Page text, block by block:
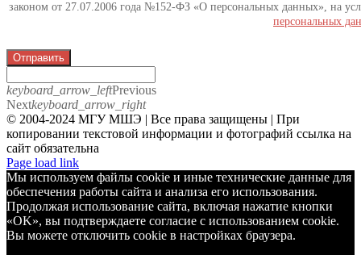
законом от 27.07.2006 года №152-ФЗ «О персональных данных», на
персональных
Отправить
keyboard_arrow_leftPrevious
Nextkeyboard_arrow_right
© 2004-2024 МГУ МШЭ | Все права защищены | При
копировании текстовой информации и фотографий ссылка на
сайт обязательна
Telegram
Page load link
Мы используем файлы cookie и иные технические данные для
обеспечения работы сайта и анализа его использования.
Продолжая использование сайта, включая нажатие кнопки
«OK», вы подтверждаете согласие с использованием cookie.
Вы можете отключить cookie в настройках браузера.